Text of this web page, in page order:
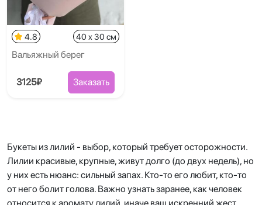
4.8 40 x 30 см
Вальяжный берег
3125₽ Заказать
Букеты из лилий - выбор, который требует осторожности.
Лилии красивые, крупные, живут долго (до двух недель), но
у них есть нюанс: сильный запах. Кто-то его любит, кто-то
от него болит голова. Важно узнать заранее, как человек